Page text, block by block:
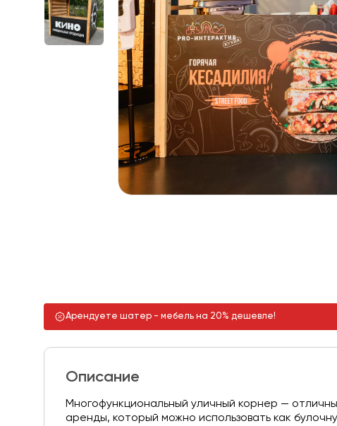
Арендуете шатер - мебель на 20% дешевле!
Описание
Многофункциональный уличный корнер —
аренды, который можно использовать как